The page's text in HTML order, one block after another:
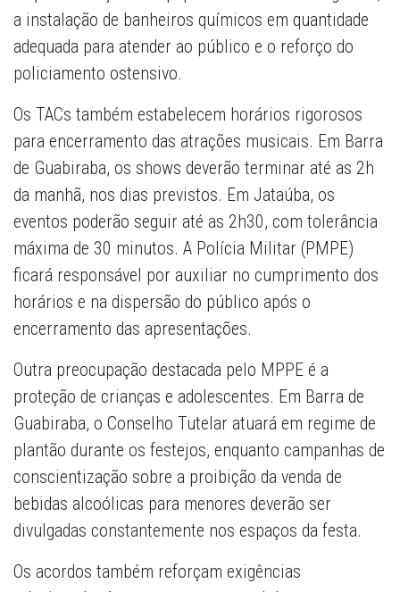
a instalação de banheiros químicos em quantidade
adequada para atender ao público e o reforço do
policiamento ostensivo.
Os TACs também estabelecem horários rigorosos
para encerramento das atrações musicais. Em Barra
de Guabiraba, os shows deverão terminar até as 2h
da manhã, nos dias previstos. Em Jataúba, os
eventos poderão seguir até as 2h30, com tolerância
máxima de 30 minutos. A Polícia Militar (PMPE)
ficará responsável por auxiliar no cumprimento dos
horários e na dispersão do público após o
encerramento das apresentações.
Outra preocupação destacada pelo MPPE é a
proteção de crianças e adolescentes. Em Barra de
Guabiraba, o Conselho Tutelar atuará em regime de
plantão durante os festejos, enquanto campanhas de
conscientização sobre a proibição da venda de
bebidas alcoólicas para menores deverão ser
divulgadas constantemente nos espaços da festa.
Os acordos também reforçam exigências